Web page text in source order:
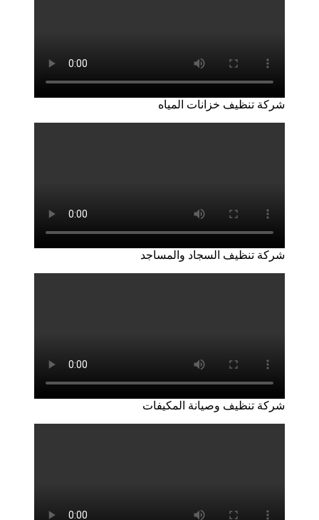
شركة تنظيف خزانات المياه
شركة تنظيف السجاد والمساجد
شركة تنظيف وصيانة المكيفات